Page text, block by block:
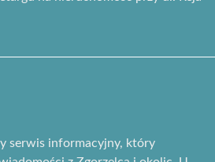
serwis informacyjny, który